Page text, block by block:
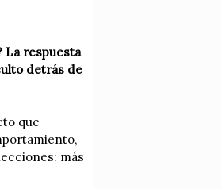
La respuesta
detrás de
que
más